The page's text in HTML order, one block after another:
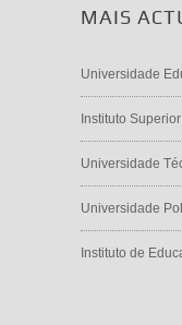
MAIS
Universidade
Instituto
Universidade
Universidade
Instituto de